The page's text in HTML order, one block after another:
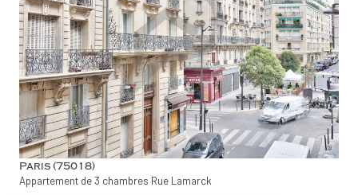
voir le bien
Paris (75018)
Appartement de 3 chambres Rue Lamarck